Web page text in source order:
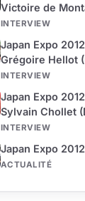
Victoire de
INTERVIEW
Japan Expo
Grégoire Hellot
INTERVIEW
Japan Expo
Sylvain Chollet
INTERVIEW
Japan Expo
ACTUALITÉ